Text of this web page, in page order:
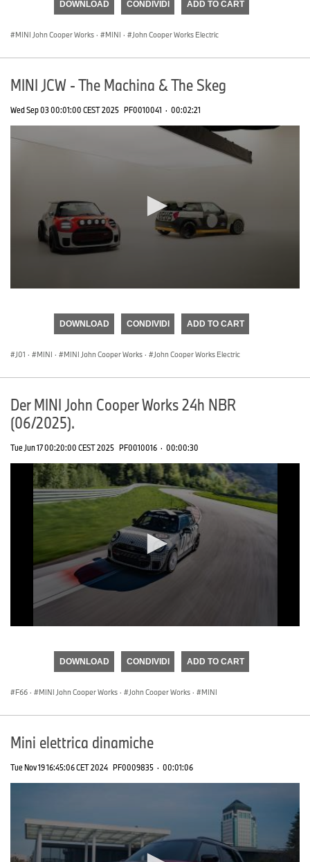
DOWNLOAD CONDIVIDI ADD TO CART
MINI John Cooper Works · MINI · John Cooper Works Electric
MINI JCW - The Machina & The Skeg
Wed Sep 03 00:01:00 CEST 2025 PF0010041 · 00:02:21
DOWNLOAD CONDIVIDI ADD TO CART
J01 · MINI · MINI John Cooper Works · John Cooper Works Electric
Der MINI John Cooper Works 24h NBR
(06/2025).
Tue Jun 17 00:20:00 CEST 2025 PF0010016 · 00:00:30
DOWNLOAD CONDIVIDI ADD TO CART
F66 · MINI John Cooper Works · John Cooper Works · MINI
Mini elettrica dinamiche
Tue Nov 19 16:45:06 CET 2024 PF0009835 · 00:01:06